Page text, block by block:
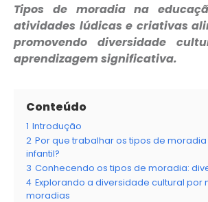
Tipos de moradia na
atividades lúdicas e criativas
promovendo diversidade
aprendizagem significativa.
Conteúdo
1 Introdução
2 Por que trabalhar os tipos de
infantil?
3 Conhecendo os tipos de moradia:
4 Explorando a diversidade cultural por
moradias